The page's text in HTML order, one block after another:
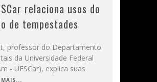
relaciona usos do
de tempestades
professor do Departamento
da Universidade Federal
- UFSCar), explica suas